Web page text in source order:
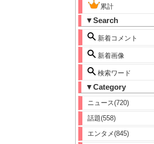
累計
▼Search
新着コメント
新着画像
検索ワード
▼Category
ニュース(720)
話題(558)
エンタメ(845)